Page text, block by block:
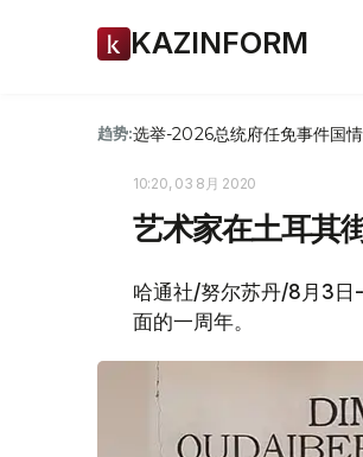
KAZINFORM
趋势:选举-2026总统府任免事件国
10:20, 03 8月 2020
艺术家在土耳其
哈通社/努尔苏丹/8月3日
面的一周年。